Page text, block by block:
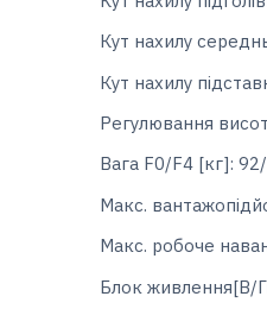
Кут нахилу
Кут нахилу
Регулювання
Вага F0/F4 [кг]:
Макс.
Макс. робоче
Блок живлення[В/